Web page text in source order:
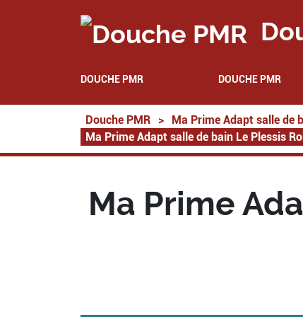
DOUCHE PMR DOUCHE PMR
Douche PMR > Ma Prime Adapt salle de
Ma Prime Adapt salle de bain Le Plessis
Ma Prime